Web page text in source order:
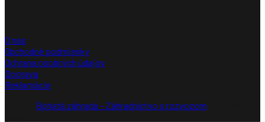
O nás
Obchodné podmienky
Ochrana osobných údajov
Doprava
Reklamácie
Bohatá záhrada – Záhradníctvo s rozvozom